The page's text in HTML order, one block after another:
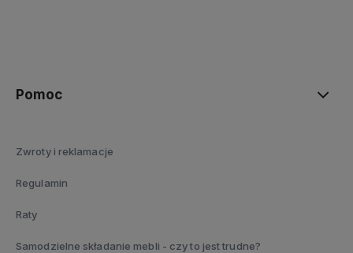
Pomoc
Zwroty i reklamacje
Regulamin
Raty
Samodzielne składanie mebli - czy to jest trudne?